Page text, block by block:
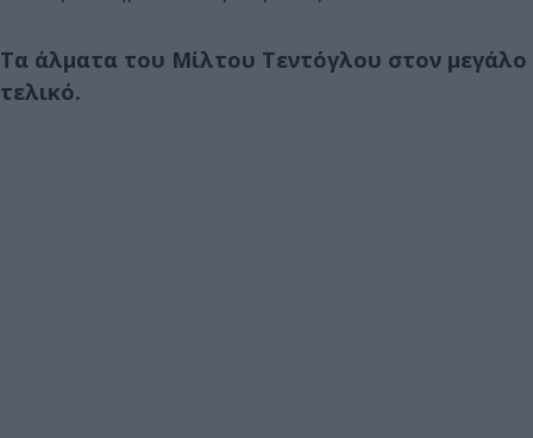
Τα άλματα του Μίλτου Τεντόγλου στον μεγάλο
τελικό.